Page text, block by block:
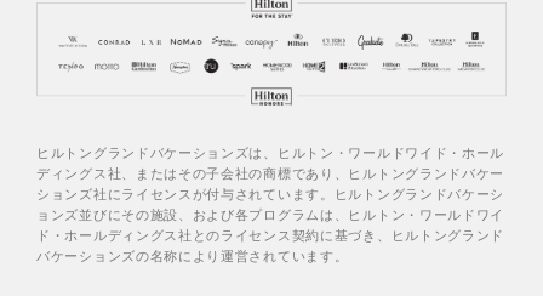
ヒルトングランドバケーションズは、ヒルトン・ワールドワイド・ホール
ディングス社、またはその子会社の商標であり、ヒルトングランドバケー
ションズ社にライセンスが付与されています。ヒルトングランドバケーシ
ョンズ並びにその施設、および各プログラムは、ヒルトン・ワールドワイ
ド・ホールディングス社とのライセンス契約に基づき、ヒルトングランド
バケーションズの名称により運営されています。